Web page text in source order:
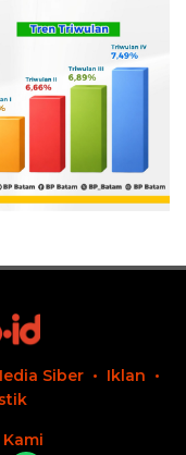
Siber
Iklan